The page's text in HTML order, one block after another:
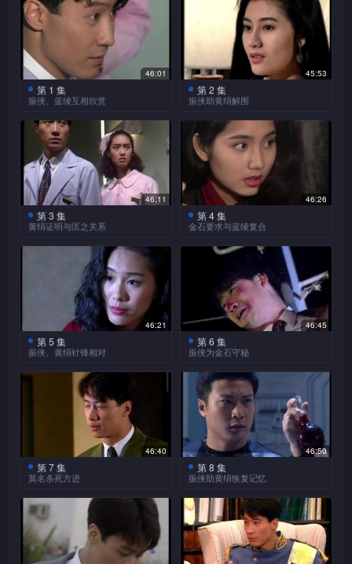
踪事而追查绢的身份，原、棠遂携手合作，更因屡遇险况而
萌生微妙恋情，此时绫再出现，却与先前判若两人，且有害
原之意，最后棠为救原而杀绫，原处于情义两难境地，痛苦
非常，幸有红颜知己云彩（朱茵）的相助，原重新振作，誓
要查出真相。
原先从绢方面开始调查，终于揭开了整个神秘事件的真
相，原来匡曾编写一个关于改造人脑，制造完美人类的幻想
小说，而此小说为世界十大富豪之一的荣耀（关海山）看
中，邀匡合作完成此一壮举，但合作之下，匡惊觉荣的目的
实为控制全人类以满足私欲，且此“完人”计划牺牲大量无
辜，原既知真相，立意阻止荣野心实践，但此时原却发现与
绢情愫互生，不能自拔……
46:01
第 1 集
振侠、蓝绫互相欣赏
黄匡发现一小殒石，将之
藏于背包，沉到海底，绘一地
图，收于一炼咀内。然后，一
神秘人至，强将黄匡带走。
朱铜追踪两匪徒，发现他
们与另一批歹徒交易贼脏，朱
原振侠赶至，打低众匪，救回
振侠在医院内，手术一
流，深得病人爱戴，云彩对他
甚崇拜，常要介绍女友予振
侠，振侠一一拒绝。
振侠一偶然机会下，结识
蓝绫，二人互相欣赏，留下深
刻印象，振侠且将自己的新曲
赠予蓝绫为其新舞剧之主题
曲。
歹徒袭击振侠，振侠将他
捉住，交予朱铜，歹徒始终不
肯说出巢穴，振侠故意让其同
党将他救走，加以跟踪，终将
歹徒一网成擒。
45:53
第 2 集
振侠助黄绢解围
振侠往看蓝绫彩排，在蓝
绫要求下，振侠答应亲自演奏
主题曲。
侠、绫街头散步，遇黄绢
正与杨飞拍广告，帐蓬突然倒
塌，蓝绫为救黄绢而受伤，黄
蓝绫在医院留医，振侠小
心照顾她，云彩见二人原来早
已认识，替二人高兴。
良辰和美景潜逃原家欲寻
人一顿后才放走二人。
黄匡逃脱，被神秘人追
杀，他逃至沙滩遇到振侠，振
侠送他到医院，黄匡醒后变得
痴呆，又坚拒照脑，振侠奇
怪，著朱铜调查其身份。
杨飞突然失踪，记者向黄
绢追问，黄绢不胜其烦，振侠
助她解围，黄绢本感激振侠，
46:11
第 3 集
黄绢证明与匡之关系
杨飞失踪后再出现，性情
大变，甚为暴躁，且工作能力
严重衰退，众人感奇怪，其后
更在拍戏时受伤，被送入医院
良辰、美景潜入原之办公
一顿后把二人放走。
杨飞在病房内吞鎗自杀，
振侠凭蛛丝马迹，怀疑与黄绢
有关，著朱铜找黄绢问话，黄
绢气定神闲，朱铜不但找不到
证据，还被黄绢奚落一番。
振侠找到证据，知道黄匡
原来是一作家，且发现他与杨
飞有相同病征，且怀疑他与杨
46:26
第 4 集
金石要求与蓝绫复合
黄绢欲杀黄匡，二人纠
缠，黄匡企图用父女情令黄绢
回复理智，但不奏效。危急之
际，振侠与蓝绫赶至，黄匡求
振侠带他离去。
振侠带黄匡回家时，突被
终被他逃脱，黄匡则于混乱中
失踪。
事后，黄绢反报警投诉振
侠拐带，但因无证据，振侠才
免添麻烦。
振侠重遇金石，二人久别
重逢，畅谈一番。
金石往找蓝绫，要求复
46:21
第 5 集
振侠、黄绢针锋相对
振侠不愿夺人之爱，刻意
逃避蓝绫，蓝绫见振侠突然对
她冷淡，对振侠的感情也为犹
蓝绫回内地公干，金石故
意造成假象，令振侠误会二人
良辰、美景捉去云彩，逼
振侠交出藏宝图，振侠根本不
知有藏宝图，凭智勇救出云
46:45
第 6 集
振侠为金石守秘
良辰、美景及时救出振侠
等人，朱铜向黄绢调查，黄绢
巧言狡辩，朱铜不得要领。
经此一事，振侠终答允收
良、美为徒，并命二人追查黄
匡之下落。
振侠与蓝绫双双出现于金
石面前，金石自知奸计被识
破，老羞成怒，煽动方进与他
联手对付振侠。
46:40
第 7 集
莫名杀死方进
振侠向方进追问意外发生
经过，方进吞吞吐吐，振侠心
中怀疑。
46:50
第 8 集
振侠助黄绢恢复记忆
黄绢为令警方相信其口
供，讹称案发当晚与振侠发生
肉体关系，振侠愕然，担心蓝
绫会误会，幸蓝绫深明大义。